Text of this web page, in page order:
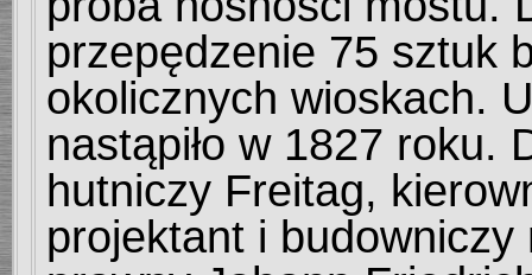
przepędzenie 75 sztuk
okolicznych wioskach.
nastąpiło w 1827 roku.
hutniczy Freitag,
projektant i budowniczy